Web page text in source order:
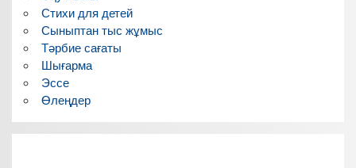
Стихи для детей
Сыныптан тыс жұмыс
Тәрбие сағаты
Шығарма
Эссе
Өлеңдер